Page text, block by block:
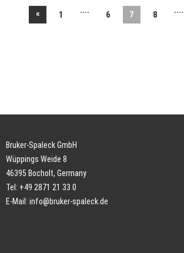
« 1 .... 6 7 8 ....
Bruker-Spaleck GmbH
Wüppings Weide 8
46395 Bocholt, Germany
Tel: +49 2871 21 33 0
E-Mail: info@bruker-spaleck.de